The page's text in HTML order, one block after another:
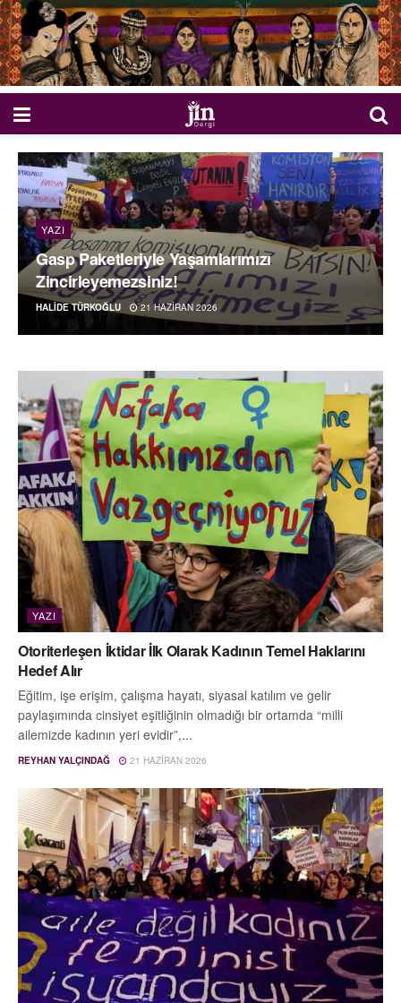
YAZI
Gasp Paketleriyle Yaşamlarımızı
Zincirleyemezsiniz!
HALIDE TÜRKOĞLU 21 HAZIRAN 2026
YAZI
Otoriterleşen İktidar İlk Olarak Kadının Temel Haklarını
Hedef Alır
Eğitim, işe erişim, çalışma hayatı, siyasal katılım ve gelir
paylaşımında cinsiyet eşitliğinin olmadığı bir ortamda “milli
ailemizde kadının yeri evidir”,...
REYHAN YALÇINDAĞ 21 HAZIRAN 2026